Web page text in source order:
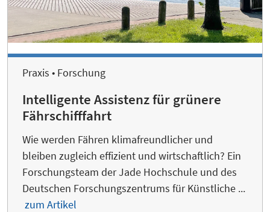
Praxis • Forschung
Intelligente Assistenz für grünere
Fährschifffahrt
Wie werden Fähren klimafreundlicher und
bleiben zugleich effizient und wirtschaftlich? Ein
Forschungsteam der Jade Hochschule und des
Deutschen Forschungszentrums für Künstliche ...
zum Artikel